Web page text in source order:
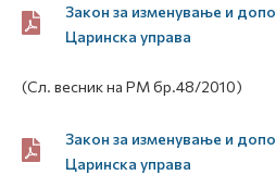
Закон за изменување и
Царинска управа
(Сл. весник на РМ бр.48/2010)
Закон за изменување и
Царинска управа